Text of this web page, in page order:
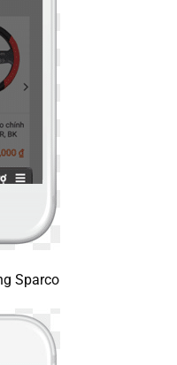
Sparco